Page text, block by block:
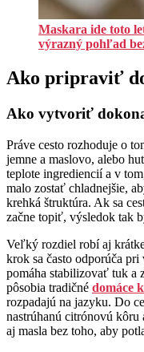
Maskara ide toto
výrazný pohľad
Ako pripraviť
Ako vytvoriť
Práve cesto rozhoduje o
jemne a maslovo, alebo
teplote ingrediencií a v
malo zostať chladnejšie,
krehká štruktúra. Ak sa
začne topiť, výsledok tak
Veľký rozdiel robí aj
krok sa často odporúča
pomáha stabilizovať tuk a
pôsobia tradičné domáce
rozpadajú na jazyku. Do
nastrúhanú citrónovú
aj masla bez toho, aby